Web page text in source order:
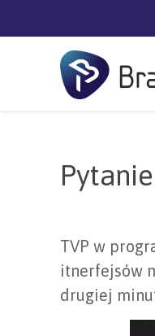
TVP w
itnerfejsów
drugiej